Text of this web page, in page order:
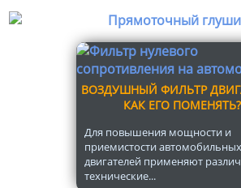
ВОЗДУШНЫЙ ФИЛЬТР
КАК ЕГО ПОМЕНЯТЬ?
Для повышения мощности и
приемистости автомобильных
двигателей применяют
технические...